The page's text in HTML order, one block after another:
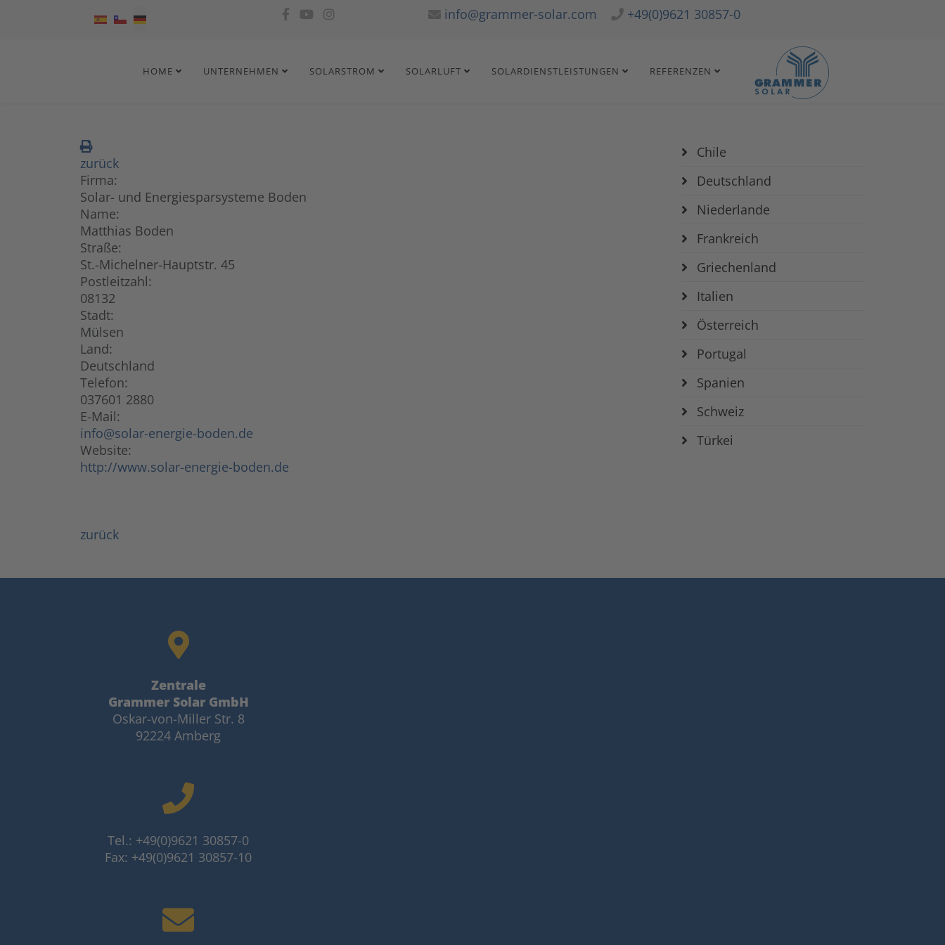
Sprache auswählen info@grammer-solar.com +49(0)9621 30857-0
HOME UNTERNEHMEN SOLARSTROM SOLARLUFT SOLARDIENSTLEISTUNGEN REFERENZEN
zurück
Firma:
Solar- und Energiesparsysteme Boden
Name:
Matthias Boden
Straße:
St.-Michelner-Hauptstr. 45
Postleitzahl:
08132
Stadt:
Mülsen
Land:
Deutschland
Telefon:
037601 2880
E-Mail:
info@solar-energie-boden.de
Website:
http://www.solar-energie-boden.de
zurück
Chile
Deutschland
Niederlande
Frankreich
Griechenland
Italien
Österreich
Portugal
Spanien
Schweiz
Türkei
Zentrale
Grammer Solar GmbH
Oskar-von-Miller Str. 8
92224 Amberg
Tel.: +49(0)9621 30857-0
Fax: +49(0)9621 30857-10